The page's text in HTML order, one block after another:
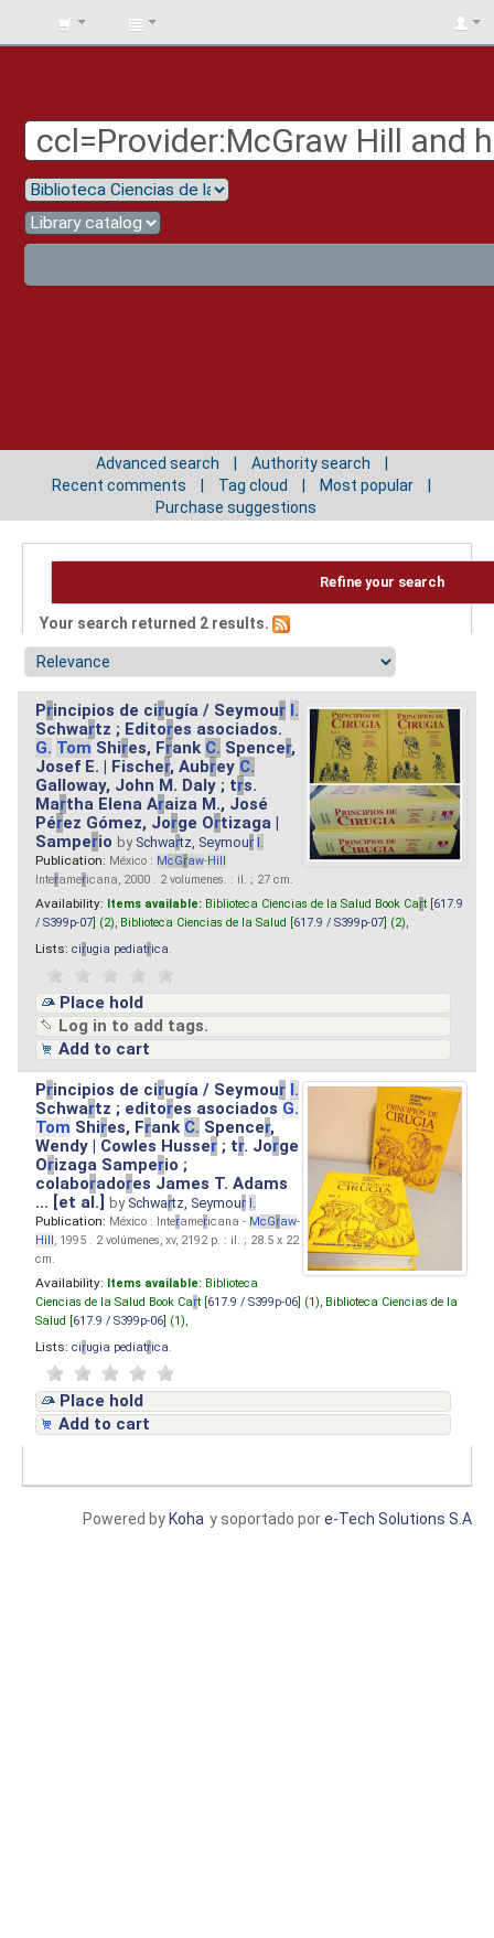
BIBLIOTECA
Advanced search
Authority search
Recent comments
Tag cloud
Most popular
Purchase suggestions
Refine your search
Your search returned 2 results.
Principios de cirugía / Seymour I.
Schwartz ; Editores asociados.
G. Tom Shires, Frank C. Spencer,
Josef E. | Fischer, Aubrey C.
Galloway, John M. Daly ; trs.
Martha Elena Araiza M., José
Pérez Gómez, Jorge Ortizaga |
Samperio by Schwartz, Seymour I.
Publication: México : McGraw-Hill
Interamericana, 2000 . 2 volumenes. : il. ; 27 cm.
Availability: Items available: Biblioteca Ciencias de la Salud Book Cart [ 617.9
/ S399p-07 ] (2), Biblioteca Ciencias de la Salud [ 617.9 / S399p-07 ] (2),
Lists: cirugia pediatrica
Place hold
Log in to add tags.
Add to cart
Principios de cirugía / Seymour I.
Schwartz ; editores asociados G.
Tom Shires, Frank C. Spencer,
Wendy | Cowles Husser ; tr. Jorge
Orizaga Samperio ;
colaboradores James T. Adams
... [et al.]by Schwartz, Seymour I.
Publication: México : Interamericana - McGraw-
Hill, 1995 . 2 volúmenes, xv, 2192 p. : il. ; 28.5 x 22
cm.
Availability: Items available: Biblioteca
Ciencias de la Salud Book Cart [ 617.9 / S399p-06 ] (1), Biblioteca Ciencias de la
Salud [ 617.9 / S399p-06 ] (1),
Lists: cirugia pediatrica
Place hold
Add to cart
y soportado pore-Tech Solutions S.A
Powered by Koha